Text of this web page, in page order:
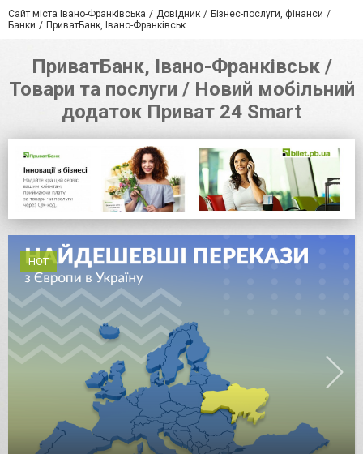
Сайт міста Івано-Франківська Довідник
Бізнес-послуги, фінанси
Банки
ПриватБанк, Івано-Франківськ
ПриватБанк, Івано-Франківськ /
Товари та послуги / Новий мобільний
додаток Приват 24 Smart
HOT